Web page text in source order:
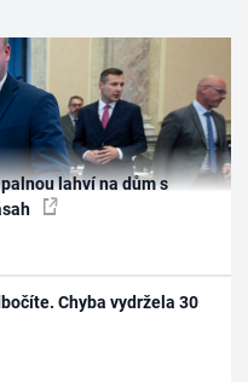
lahví na dům s
Chyba vydržela 30